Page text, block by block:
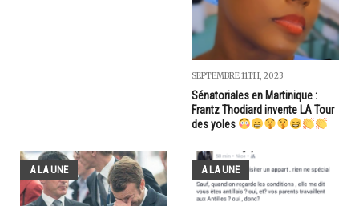
SEPTEMBRE 11TH, 2023
Sénatoriales en Martinique :
Frantz Thodiard invente LA Tour
des yoles
A LA UNE A LA UNE